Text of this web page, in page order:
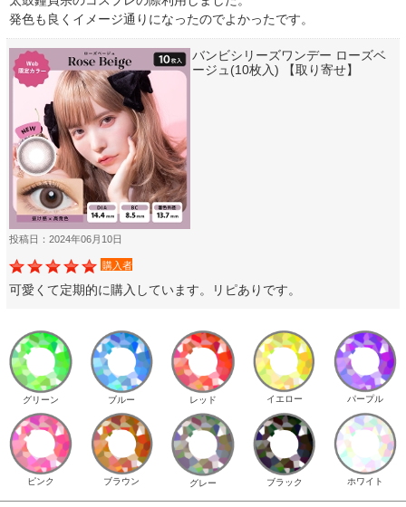
発色も良くイメージ通りになったのでよかったです。
バンビシリーズワンデー ローズベ
ージュ(10枚入) 【取り寄せ】
投稿日：2024年06月10日
購入者
可愛くて定期的に購入しています。リピありです。
グリーン ブルー レッド イエロー パープル
ピンク ブラウン グレー ブラック ホワイト